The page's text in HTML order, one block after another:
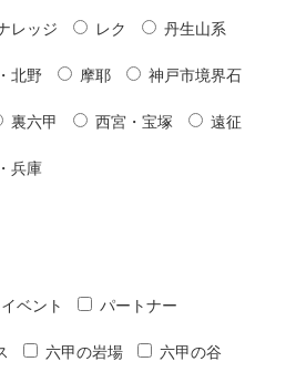
レッジ レク 丹生山系
北野 摩耶 神戸市境界石
裏六甲 西宮・宝塚 遠征
兵庫
イベント パートナー
六甲の岩場 六甲の谷